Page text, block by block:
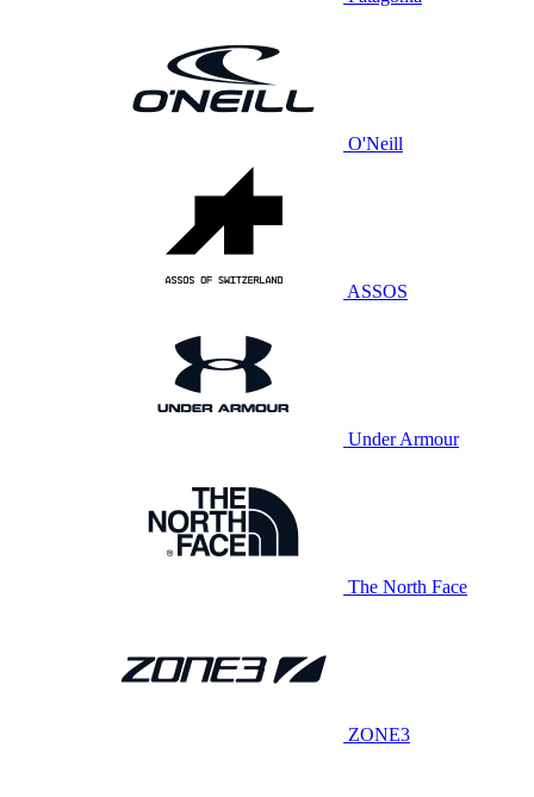
O'Neill
ASSOS
Under Armour
The North Face
ZONE3